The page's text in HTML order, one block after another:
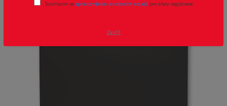
Souhlasím se zpracováním osobních údajů pro účely registrace.
Zavřít